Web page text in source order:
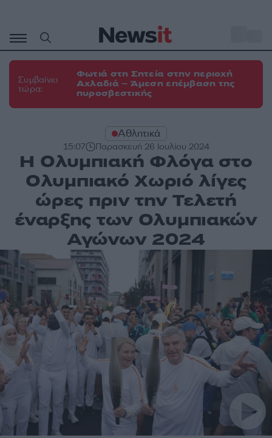
περιεχόμενο
Συμβαίνει
τώρα:
Φωτιά στη Σητεία στην περιοχή
Αχλαδιά – Άμεση επέμβαση της
πυροσβεστικής
Αθλητικά
15:07 Παρασκευή 26 Ιουλίου 2024
Η Ολυμπιακή Φλόγα στο
Ολυμπιακό Χωριό λίγες
ώρες πριν την Τελετή
έναρξης των Ολυμπιακών
Αγώνων 2024